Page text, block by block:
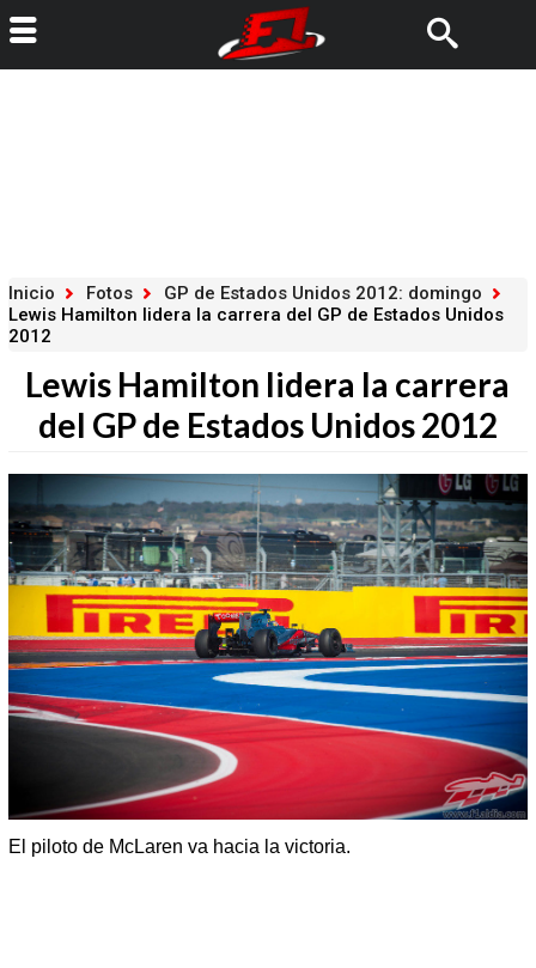
Inicio Fotos
GP de Estados Unidos 2012: domingo
Lewis Hamilton lidera la carrera del GP de Estados Unidos
2012
Lewis Hamilton lidera la carrera
del GP de Estados Unidos 2012
El piloto de McLaren va hacia la victoria.